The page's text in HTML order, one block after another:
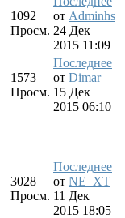
1092
Просм.
от Adminhs
24 Дек
2015 11:09
1573
Просм.
Последнее
от Dimar
15 Дек
2015 06:10
3028
Просм.
Последнее
от NE_XT
11 Дек
2015 18:05